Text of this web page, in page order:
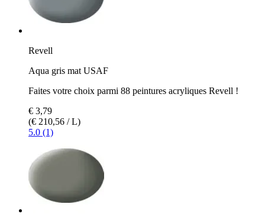
Revell
Aqua gris mat USAF
Faites votre choix parmi 88 peintures acryliques Revell !
€ 3,79
(€ 210,56 / L)
5.0 (1)